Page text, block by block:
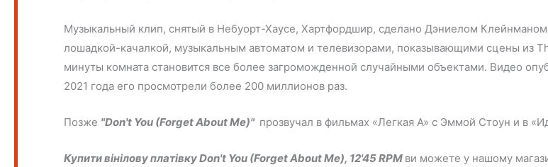
Музыкальный клип, снятый в Небуорт-Хаусе, Хартфордшир, сделано Дэниелом
лошадкой-качалкой, музыкальным автоматом и телевизорами, показывающими сцены из
минуты комната становится все более загроможденной случайными объектами. Видео
2021 года его просмотрели более 200 миллионов раз.
Позже "Don't You (Forget About Me)" прозвучал в фильмах «Легкая А» с Эммой Стоун и в
Купити вінілову платівку Don't You (Forget About Me), 12'45 RPM ви можете у нашому